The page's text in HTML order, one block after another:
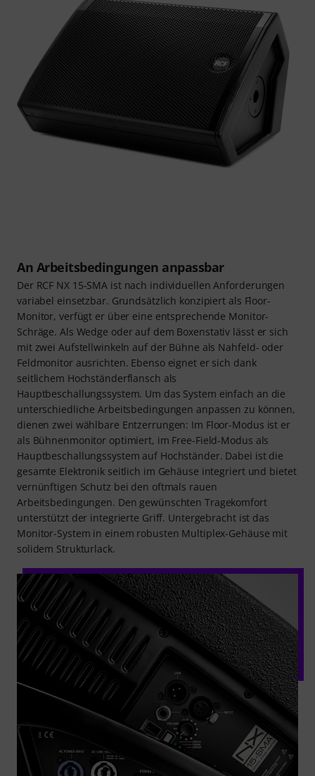
An Arbeitsbedingungen anpassbar
Der RCF NX 15-SMA ist nach individuellen Anforderungen
variabel einsetzbar. Grundsätzlich konzipiert als Floor-
Monitor, verfügt er über eine entsprechende Monitor-
Schräge. Als Wedge oder auf dem Boxenstativ lässt er sich
mit zwei Aufstellwinkeln auf der Bühne als Nahfeld- oder
Feldmonitor ausrichten. Ebenso eignet er sich dank
seitlichem Hochständerflansch als
Hauptbeschallungssystem. Um das System einfach an die
unterschiedliche Arbeitsbedingungen anpassen zu können,
dienen zwei wählbare Entzerrungen: Im Floor-Modus ist er
als Bühnenmonitor optimiert, im Free-Field-Modus als
Hauptbeschallungssystem auf Hochständer. Dabei ist die
gesamte Elektronik seitlich im Gehäuse integriert und bietet
vernünftigen Schutz bei den oftmals rauen
Arbeitsbedingungen. Den gewünschten Tragekomfort
unterstützt der integrierte Griff. Untergebracht ist das
Monitor-System in einem robusten Multiplex-Gehäuse mit
solidem Strukturlack.